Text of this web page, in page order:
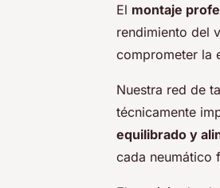
El montaje
rendimiento del
comprometer la
Nuestra red de
técnicamente
equilibrado y
cada neumático